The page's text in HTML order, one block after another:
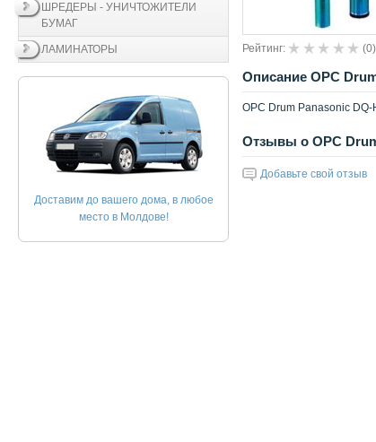
ШРЕДЕРЫ - УНИЧТОЖИТЕЛИ
БУМАГ
ЛАМИНАТОРЫ
Доставим до вашего дома, в любое
место в Молдове!
Рейтинг: (0)
Описание OPC
OPC Drum Panasonic
Отзывы о OPC
Добавьте свой отзыв